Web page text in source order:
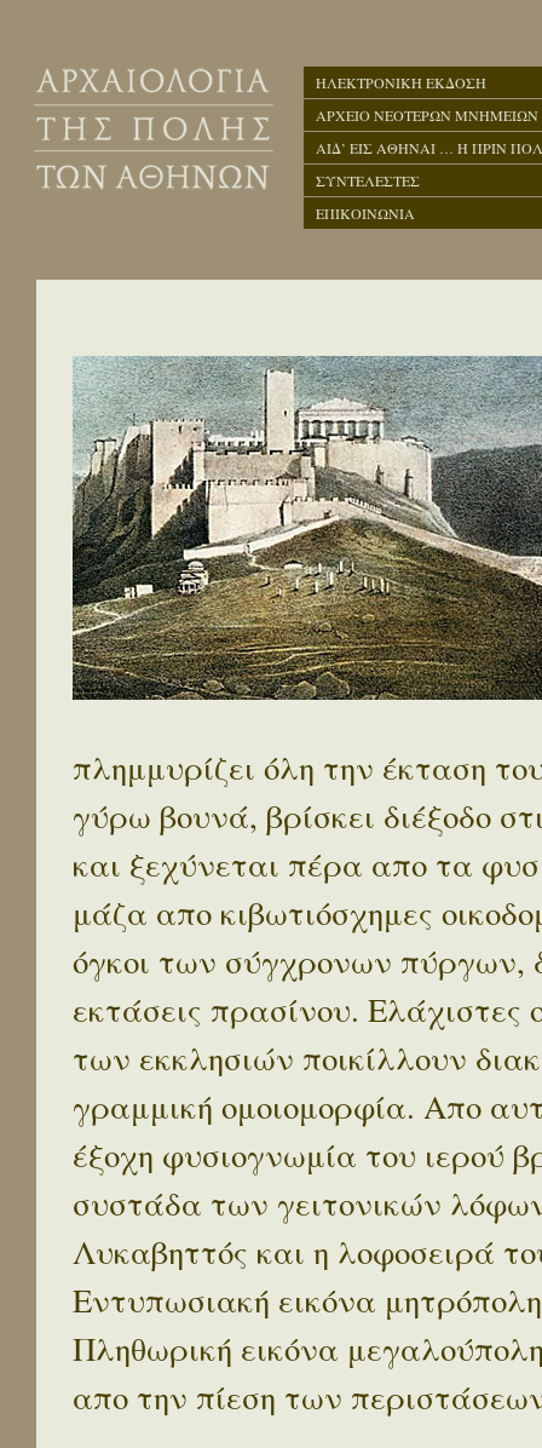
ΗΛΕΚΤΡΟΝΙΚΗ ΕΚΔΟΣΗ
ΑΡΧΕΙΟ ΝΕΟΤΕΡΩΝ ΜΝΗΜΕΙΩΝ
ΑΙΔ’ ΕΙΣ ΑΘΗΝΑΙ … Η ΠΡΙΝ
ΣΥΝΤΕΛΕΣΤΕΣ
ΕΠΙΚΟΙΝΩΝΙΑ
πλημμυρίζει όλη την έκταση
γύρω βουνά, βρίσκει διέξοδο
και ξεχύνεται πέρα απο τα
μάζα απο κιβωτιόσχημες
όγκοι των σύγχρονων πύργων,
εκτάσεις πρασίνου.
των εκκλησιών ποικίλλουν
γραμμική ομοιομορφία. Απο
έξοχη φυσιογνωμία του ιερού
συστάδα των γειτονικών
Λυκαβηττός και η λοφοσειρά
Εντυπωσιακή εικόνα
Πληθωρική εικόνα
απο την πίεση των